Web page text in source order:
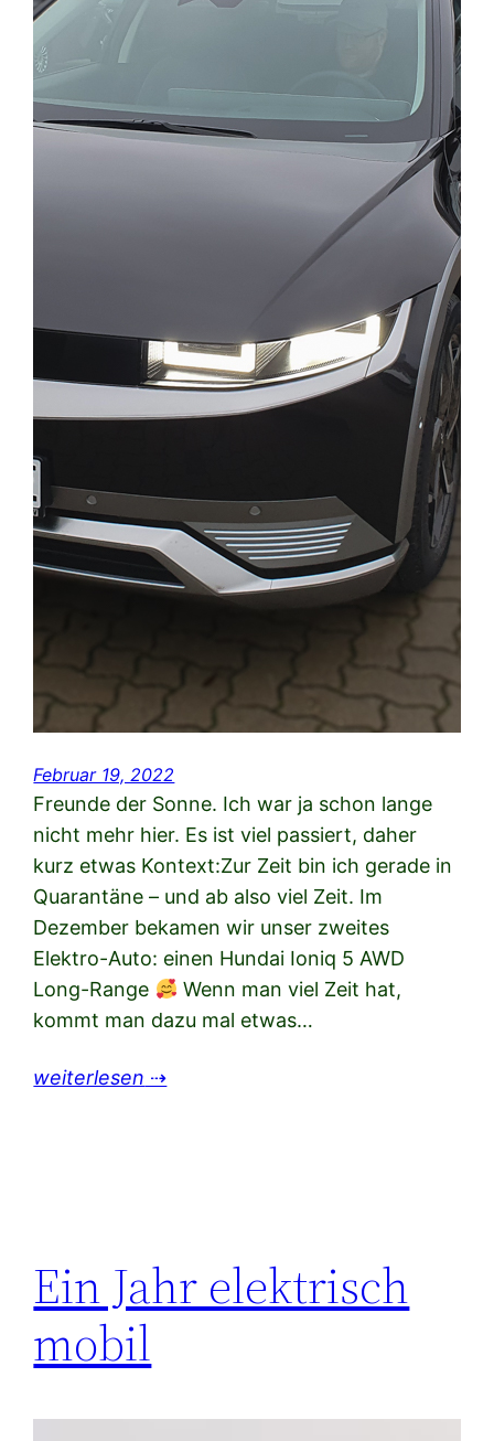
Februar 19, 2022
Freunde der Sonne. Ich war ja schon lange
nicht mehr hier. Es ist viel passiert, daher
kurz etwas Kontext:Zur Zeit bin ich gerade in
Quarantäne – und ab also viel Zeit. Im
Dezember bekamen wir unser zweites
Elektro-Auto: einen Hundai Ioniq 5 AWD
Long-Range
Wenn man viel Zeit hat,
kommt man dazu mal etwas…
weiterlesen ⇢
Ein Jahr elektrisch
mobil